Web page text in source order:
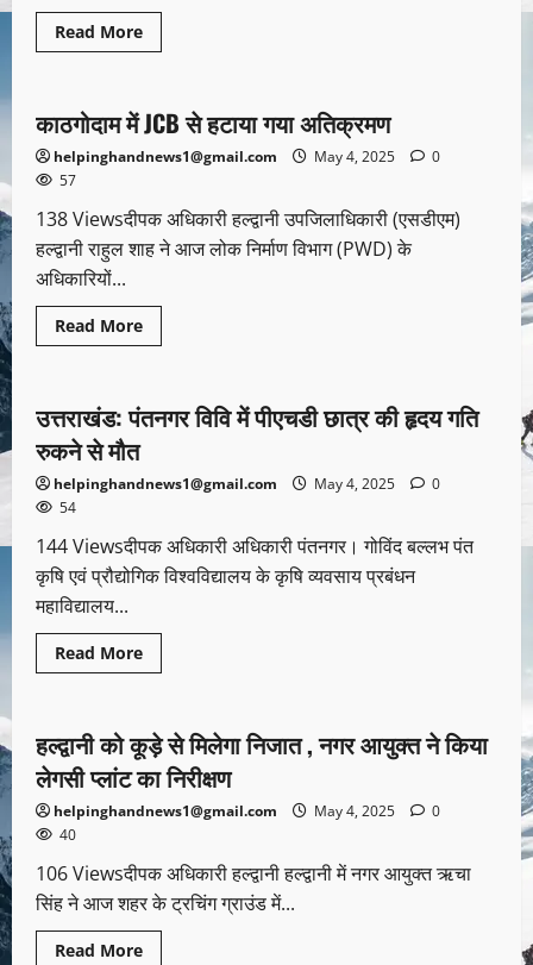
Read More
1 minute read
उत्तराखण्ड देश-विदेश
काठगोदाम में JCB से हटाया गया अतिक्रमण
helpinghandnews1@gmail.com May 4, 2025
0
57
138 Viewsदीपक अधिकारी हल्द्वानी उपजिलाधिकारी (एसडीएम)
हल्द्वानी राहुल शाह ने आज लोक निर्माण विभाग (PWD) के
अधिकारियों...
Read More
1 minute read
उत्तराखण्ड यूथ
उत्तराखंड: पंतनगर विवि में पीएचडी छात्र की हृदय गति
रुकने से मौत
helpinghandnews1@gmail.com May 4, 2025
0
54
144 Viewsदीपक अधिकारी अधिकारी पंतनगर। गोविंद बल्लभ पंत
कृषि एवं प्रौद्योगिक विश्वविद्यालय के कृषि व्यवसाय प्रबंधन
महाविद्यालय...
Read More
1 minute read
उत्तराखण्ड देश-विदेश
हल्द्वानी को कूड़े से मिलेगा निजात , नगर आयुक्त ने किया
लेगसी प्लांट का निरीक्षण
helpinghandnews1@gmail.com May 4, 2025
0
40
106 Viewsदीपक अधिकारी हल्द्वानी हल्द्वानी में नगर आयुक्त ऋचा
सिंह ने आज शहर के ट्रचिंग ग्राउंड में...
Read More